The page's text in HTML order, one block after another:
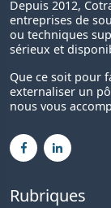
Depuis 2012,
entreprises de
ou techniques
sérieux et
Que ce soit pour
externaliser un
nous vous
Rubriques